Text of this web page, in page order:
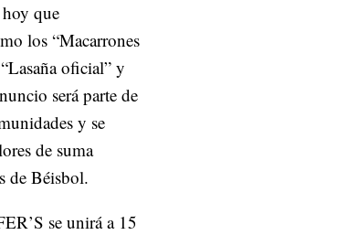
que
los “Macarrones
oficial” y
será parte de
y se
de suma
de Béisbol.
se unirá a 15